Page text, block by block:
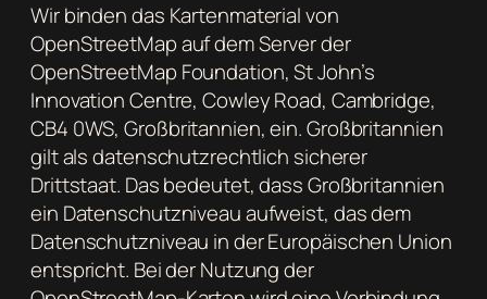
Wir binden das Kartenmaterial von
OpenStreetMap auf dem Server der
OpenStreetMap Foundation, St John’s
Innovation Centre, Cowley Road, Cambridge,
CB4 0WS, Großbritannien, ein. Großbritannien
gilt als datenschutzrechtlich sicherer
Drittstaat. Das bedeutet, dass Großbritannien
ein Datenschutzniveau aufweist, das dem
Datenschutzniveau in der Europäischen Union
entspricht. Bei der Nutzung der